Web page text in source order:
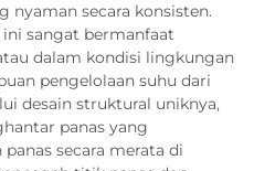
secara konsisten.
sangat bermanfaat
dalam kondisi lingkungan
pengelolaan suhu dari
desain struktural uniknya,
panas yang
secara merata di